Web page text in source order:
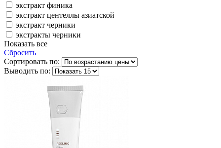
экстракт финика
экстракт центеллы азиатской
экстракт черники
экстракты черники
Показать все
Сбросить
Сортировать по:
Выводить по: